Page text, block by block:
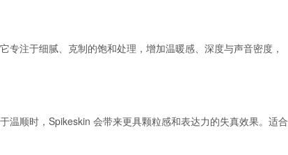
注于细腻、克制的饱和处理，增加温暖感、深度与声音密度，
温顺时，Spikeskin 会带来更具颗粒感和表达力的失真效果。适合